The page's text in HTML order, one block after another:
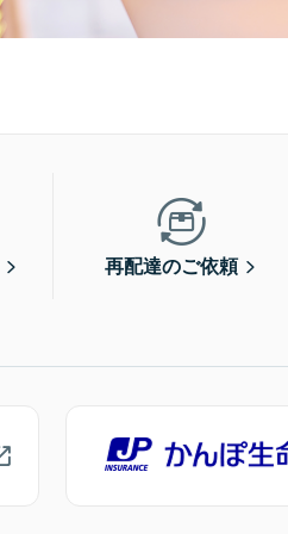
再配達のご依頼